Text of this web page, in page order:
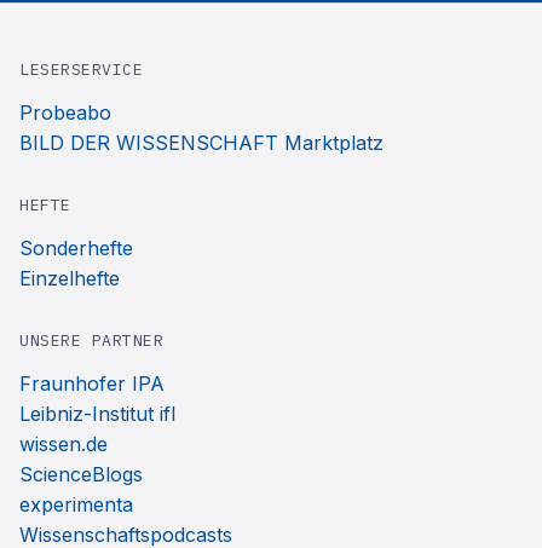
LESERSERVICE
Probeabo
BILD DER WISSENSCHAFT Marktplatz
HEFTE
Sonderhefte
Einzelhefte
UNSERE PARTNER
Fraunhofer IPA
Leibniz-Institut ifl
wissen.de
ScienceBlogs
experimenta
Wissenschaftspodcasts